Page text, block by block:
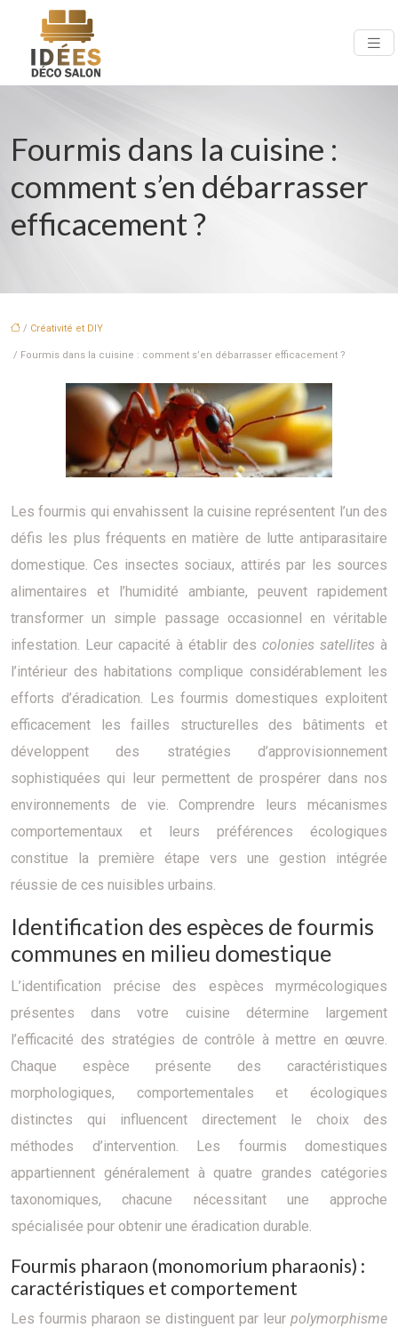
Fourmis dans la cuisine :
comment s’en débarrasser
efficacement ?
/ Créativité et DIY
/ Fourmis dans la cuisine : comment s’en débarrasser efficacement ?
Les fourmis qui envahissent la cuisine représentent l’un des
défis les plus fréquents en matière de lutte antiparasitaire
domestique. Ces insectes sociaux, attirés par les sources
alimentaires et l’humidité ambiante, peuvent rapidement
transformer un simple passage occasionnel en véritable
infestation. Leur capacité à établir des colonies satellites à
l’intérieur des habitations complique considérablement les
efforts d’éradication. Les fourmis domestiques exploitent
efficacement les failles structurelles des bâtiments et
développent des stratégies d’approvisionnement
sophistiquées qui leur permettent de prospérer dans nos
environnements de vie. Comprendre leurs mécanismes
comportementaux et leurs préférences écologiques
constitue la première étape vers une gestion intégrée
réussie de ces nuisibles urbains.
Identification des espèces de fourmis
communes en milieu domestique
L’identification précise des espèces myrmécologiques
présentes dans votre cuisine détermine largement
l’efficacité des stratégies de contrôle à mettre en œuvre.
Chaque espèce présente des caractéristiques
morphologiques, comportementales et écologiques
distinctes qui influencent directement le choix des
méthodes d’intervention. Les fourmis domestiques
appartiennent généralement à quatre grandes catégories
taxonomiques, chacune nécessitant une approche
spécialisée pour obtenir une éradication durable.
Fourmis pharaon (monomorium pharaonis) :
caractéristiques et comportement
Les fourmis pharaon se distinguent par leur polymorphisme